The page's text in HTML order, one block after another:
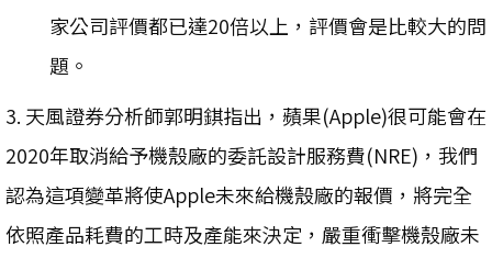
家公司評價都已達20倍以上，評價會是比較大的問
題。
3. 天風證券分析師郭明錤指出，蘋果(Apple)很可能會在
2020年取消給予機殼廠的委託設計服務費(NRE)，我們
認為這項變革將使Apple未來給機殼廠的報價，將完全
依照產品耗費的工時及產能來決定，嚴重衝擊機殼廠未